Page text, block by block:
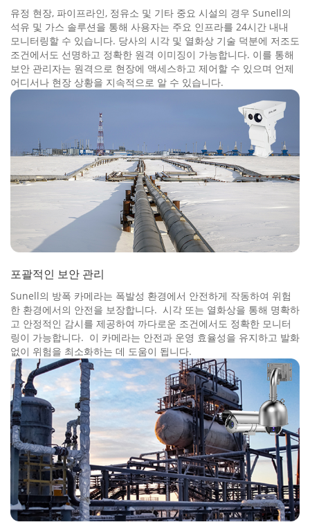
유정 현장, 파이프라인, 정유소 및 기타 중요 시설의 경우 Sunell의
석유 및 가스 솔루션을 통해 사용자는 주요 인프라를 24시간 내내
모니터링할 수 있습니다. 당사의 시각 및 열화상 기술 덕분에 저조도
조건에서도 선명하고 정확한 원격 이미징이 가능합니다. 이를 통해
보안 관리자는 원격으로 현장에 액세스하고 제어할 수 있으며 언제
어디서나 현장 상황을 지속적으로 알 수 있습니다.
포괄적인 보안 관리
Sunell의 방폭 카메라는 폭발성 환경에서 안전하게 작동하여 위험
한 환경에서의 안전을 보장합니다. 시각 또는 열화상을 통해 명확하
고 안정적인 감시를 제공하여 까다로운 조건에서도 정확한 모니터
링이 가능합니다. 이 카메라는 안전과 운영 효율성을 유지하고 발화
없이 위험을 최소화하는 데 도움이 됩니다.